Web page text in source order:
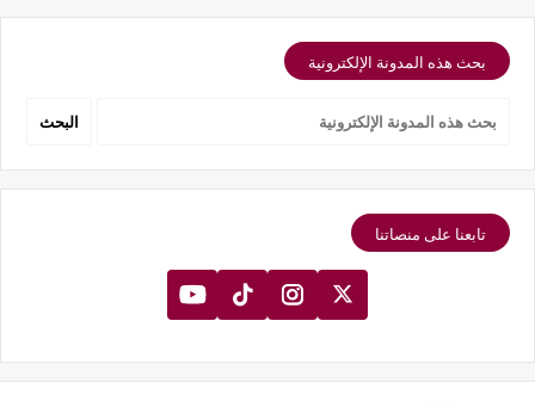
بحث هذه المدونة الإلكترونية
تابعنا على منصاتنا